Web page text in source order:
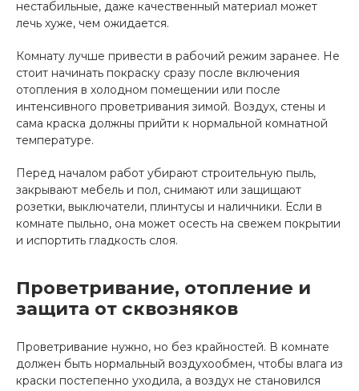
нестабильные, даже качественный материал может
лечь хуже, чем ожидается.
Комнату лучше привести в рабочий режим заранее. Не
стоит начинать покраску сразу после включения
отопления в холодном помещении или после
интенсивного проветривания зимой. Воздух, стены и
сама краска должны прийти к нормальной комнатной
температуре.
Перед началом работ убирают строительную пыль,
закрывают мебель и пол, снимают или защищают
розетки, выключатели, плинтусы и наличники. Если в
комнате пыльно, она может осесть на свежем покрытии
и испортить гладкость слоя.
Проветривание, отопление и
защита от сквозняков
Проветривание нужно, но без крайностей. В комнате
должен быть нормальный воздухообмен, чтобы влага из
краски постепенно уходила, а воздух не становился